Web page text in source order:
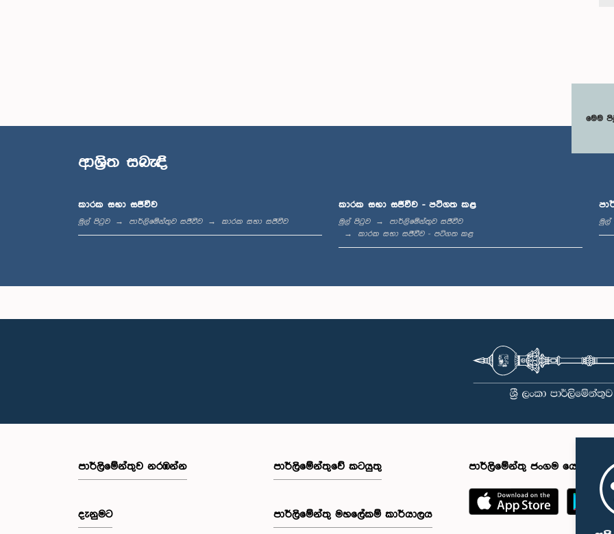
මෙම
ආශ්‍රිත සබැඳි
කාරක සභා සජීවීව
මුල් පිටුව පාර්ලිමේන්තුව සජීවීව කාරක සභා සජීවීව
කාරක සභා සජීවීව - පටිගත කළ
මුල් පිටුව
පාර්ලිමේන්තුව සජීවීව
කාරක සභා සජීවීව - පටිගත කළ
මුල්
පාර්ලි‌මේන්තුව නරඹන්න
දැනුමට
පාර්ලිමේන්තුවේ කටයුතු
පාර්ලිමේන්තු මහලේකම් කාර්යාලය
පාර්ලිමේන්තු ජංගම යෙදුම